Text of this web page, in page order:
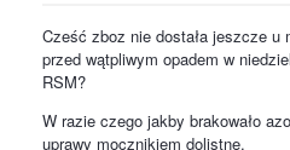
Cześć zboz nie dostała jeszcze
przed wątpliwym opadem w
RSM?
W razie czego jakby brakowało
uprawy mocznikiem dolistne.